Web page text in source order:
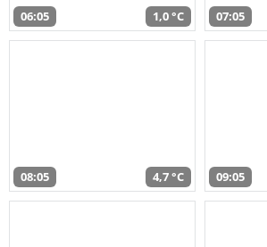
06:05 1,0 °C 07:05
08:05 4,7 °C 09:05